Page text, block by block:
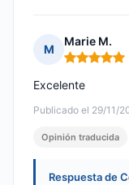
M
Marie M.
Nota: 5 de 5
Publicado el 29/11/
Excelente
Opinión traducida
Respuesta de